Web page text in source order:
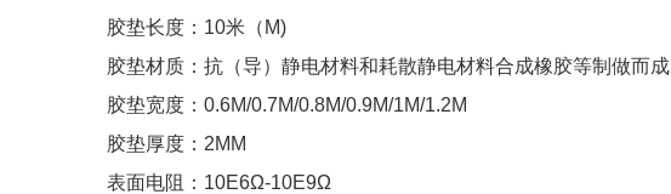
胶垫长度：10米（M)
胶垫材质：抗（导）静电材料和耗散静电材料合成橡胶等制做而成
胶垫宽度：0.6M/0.7M/0.8M/0.9M/1M/1.2M
胶垫厚度：2MM
表面电阻：10E6Ω-10E9Ω